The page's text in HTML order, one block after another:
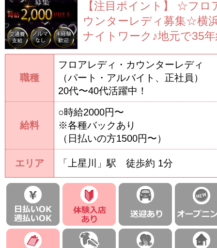
職種
フロアレディ・カウンターレディ
（パート・アルバイト、正社員）
20代〜40代活躍中！
給料
○時給2000円〜
※各種バックあり
（日払いの方1500円〜）
エリア 「上星川」駅 徒歩約 1分
【注目ポイント】
☆フロ
ウンターレディ募集☆横
ナイトワーク♪地元で35